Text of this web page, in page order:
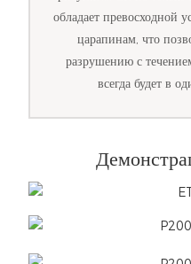
обладает превосходной
царапинам, что
разрушению с
всегда будет в